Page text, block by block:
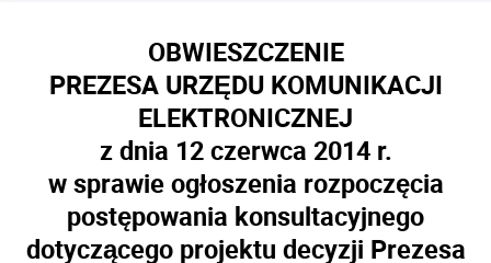
OBWIESZCZENIE
PREZESA URZĘDU KOMUNIKACJI
ELEKTRONICZNEJ
z dnia 12 czerwca 2014 r.
w sprawie ogłoszenia rozpoczęcia
postępowania konsultacyjnego
dotyczącego projektu decyzji Prezesa